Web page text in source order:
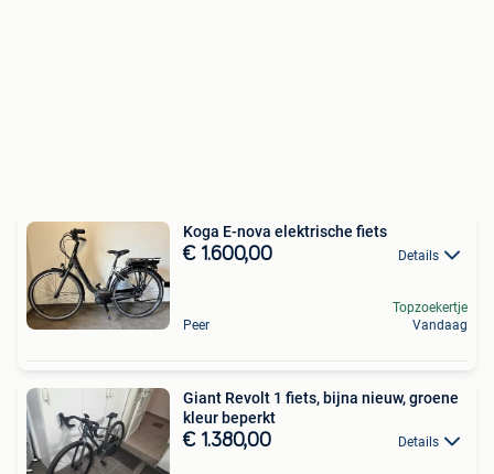
Koga E-nova elektrische fiets
€ 1.600,00 Details
Peer
Topzoekertje
Vandaag
Giant Revolt 1 fiets, bijna nieuw, groene
kleur beperkt
€ 1.380,00 Details